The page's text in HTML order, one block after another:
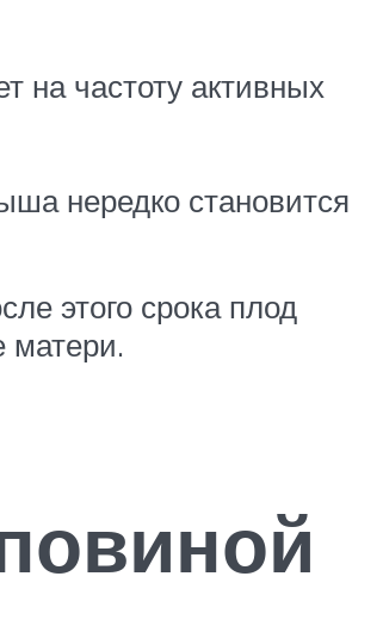
на частоту активных
нередко становится
этого срока плод
матери.